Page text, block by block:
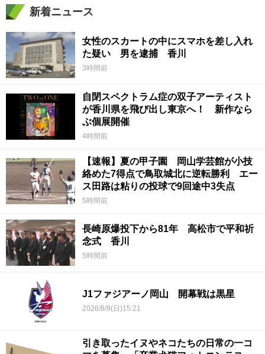
新着ニュース
女性のスカートの中にスマホを差し入れ
た疑い 男を逮捕 香川
3時間前
自閉スペクトラム症の双子アーティスト
が香川県を飛び出し東京へ！ 新作なら
ぶ個展開催
4時間前
【速報】夏の甲子園 岡山学芸館が小技
絡めた7得点で鳥取城北に逆転勝利 エー
ス田路は粘りの投球で9回途中3失点
5時間前
長崎原爆投下から81年 高松市で平和祈
念式 香川
5時間前
J1ファジアーノ岡山 開幕戦は黒星
2026/8/9(日)15:21
引き取ったイヌやネコたちの日常の一コ